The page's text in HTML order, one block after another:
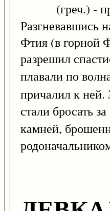
(греч.) -
Разгневавшись
Фтия (в горной
разрешил
плавали по
причалил к ней.
стали бросать
камней,